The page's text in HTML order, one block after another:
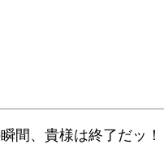
間、貴様は終了だッ！